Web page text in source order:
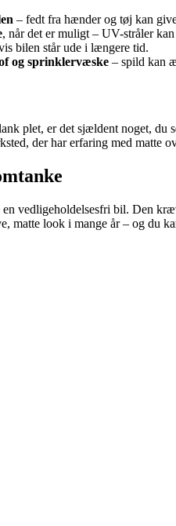
– fedt fra hænder og tøj kan
, når det er muligt – UV-stråler
bilen står ude i længere tid.
og sprinklervæske – spild kan
plet, er det sjældent noget, du
der har erfaring med matte
vedligeholdelsesfri bil. Den
matte look i mange år – og du